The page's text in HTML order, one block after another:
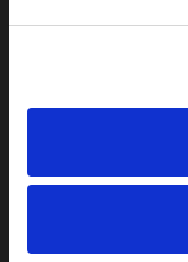
festivaluri
Pentru copii